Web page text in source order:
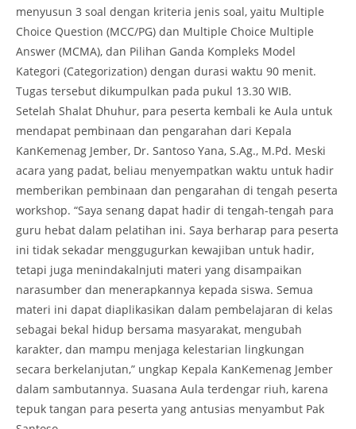
menyusun 3 soal dengan kriteria jenis soal, yaitu Multiple
Choice Question (MCC/PG) dan Multiple Choice Multiple
Answer (MCMA), dan Pilihan Ganda Kompleks Model
Kategori (Categorization) dengan durasi waktu 90 menit.
Tugas tersebut dikumpulkan pada pukul 13.30 WIB.
Setelah Shalat Dhuhur, para peserta kembali ke Aula untuk
mendapat pembinaan dan pengarahan dari Kepala
KanKemenag Jember, Dr. Santoso Yana, S.Ag., M.Pd. Meski
acara yang padat, beliau menyempatkan waktu untuk hadir
memberikan pembinaan dan pengarahan di tengah peserta
workshop. “Saya senang dapat hadir di tengah-tengah para
guru hebat dalam pelatihan ini. Saya berharap para peserta
ini tidak sekadar menggugurkan kewajiban untuk hadir,
tetapi juga menindakalnjuti materi yang disampaikan
narasumber dan menerapkannya kepada siswa. Semua
materi ini dapat diaplikasikan dalam pembelajaran di kelas
sebagai bekal hidup bersama masyarakat, mengubah
karakter, dan mampu menjaga kelestarian lingkungan
secara berkelanjutan,” ungkap Kepala KanKemenag Jember
dalam sambutannya. Suasana Aula terdengar riuh, karena
tepuk tangan para peserta yang antusias menyambut Pak